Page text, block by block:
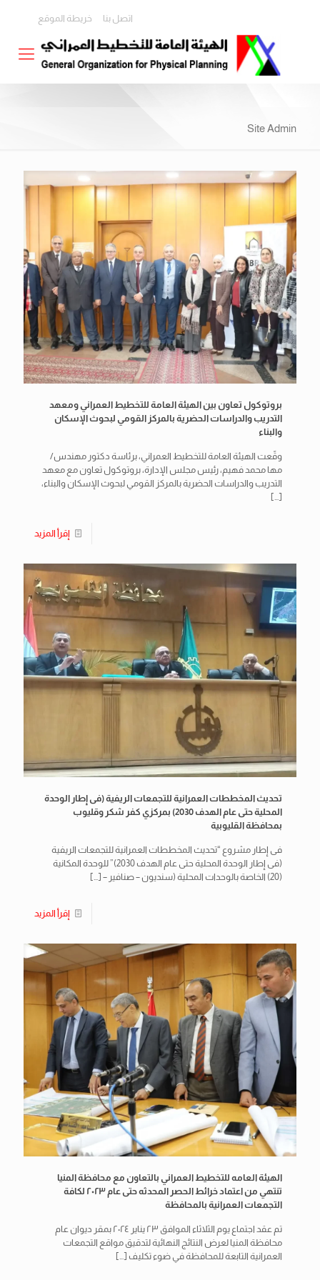
اتصل بنا خريطة الموقع
Site Admin
بروتوكول تعاون بين الهيئة العامة للتخطيط العمراني ومعهد
التدريب والدراسات الحضرية بالمركز القومي لبحوث الإسكان
والبناء
وقّعت الهيئة العامة للتخطيط العمراني، برئاسة دكتور مهندس/
مها محمد فهيم، رئيس مجلس الإدارة، بروتوكول تعاون مع معهد
التدريب والدراسات الحضرية بالمركز القومي لبحوث الإسكان والبناء،
[…]
إقرأ المزيد
تحديث المخططات العمرانية للتجمعات الريفية (فى إطار الوحدة
المحلية حتى عام الهدف 2030) بمركزي كفر شكر وقليوب
بمحافظة القليوبية
فى إطار مشروع “تحديث المخططات العمرانية للتجمعات الريفية
(فى إطار الوحدة المحلية حتى عام الهدف 2030)” للوحدة المكانية
(20) الخاصة بالوحدات المحلية (سنديون – صنافير –
[…]
إقرأ المزيد
الهيئة العامه للتخطيط العمراني بالتعاون مع محافظة المنيا
تنتهي من اعتماد خرائط الحصر المحدثه حتى عام ٢٠٢٣ لكافة
التجمعات العمرانية بالمحافظة
تم عقد اجتماع يوم الثلاثاء الموافق ٢٣ يناير ٢٠٢٤ بمقر ديوان عام
محافظة المنيا لعرض النتائج النهائية لتدقيق مواقع التجمعات
العمرانية التابعة للمحافظة في ضوء تكليف […]